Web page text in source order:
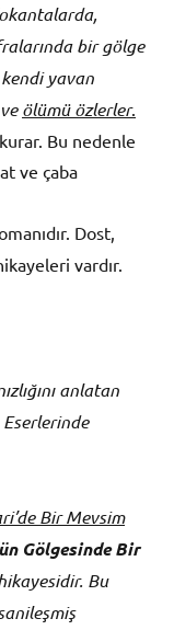
bir gölge
yavan
ölümü özlerler.
Bu nedenle
ve çaba
Dost,
vardır.
anlatan
Eserlerinde
Bir Mevsim
Gölgesinde Bir
Bu